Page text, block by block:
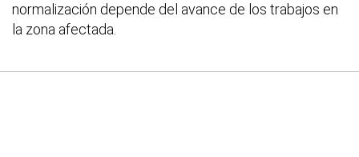
normalización depende del avance de los trabajos en
la zona afectada.